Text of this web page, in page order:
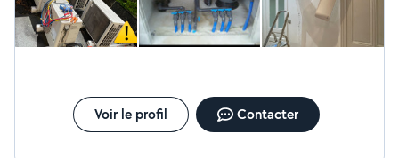
Voir le profil Contacter